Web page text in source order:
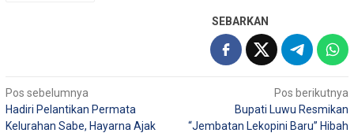
SEBARKAN
Navigasi
pos
Pos sebelumnya
Hadiri Pelantikan Permata
Kelurahan Sabe, Hayarna Ajak
Pos berikutnya
Bupati Luwu Resmikan
“Jembatan Lekopini Baru” Hibah